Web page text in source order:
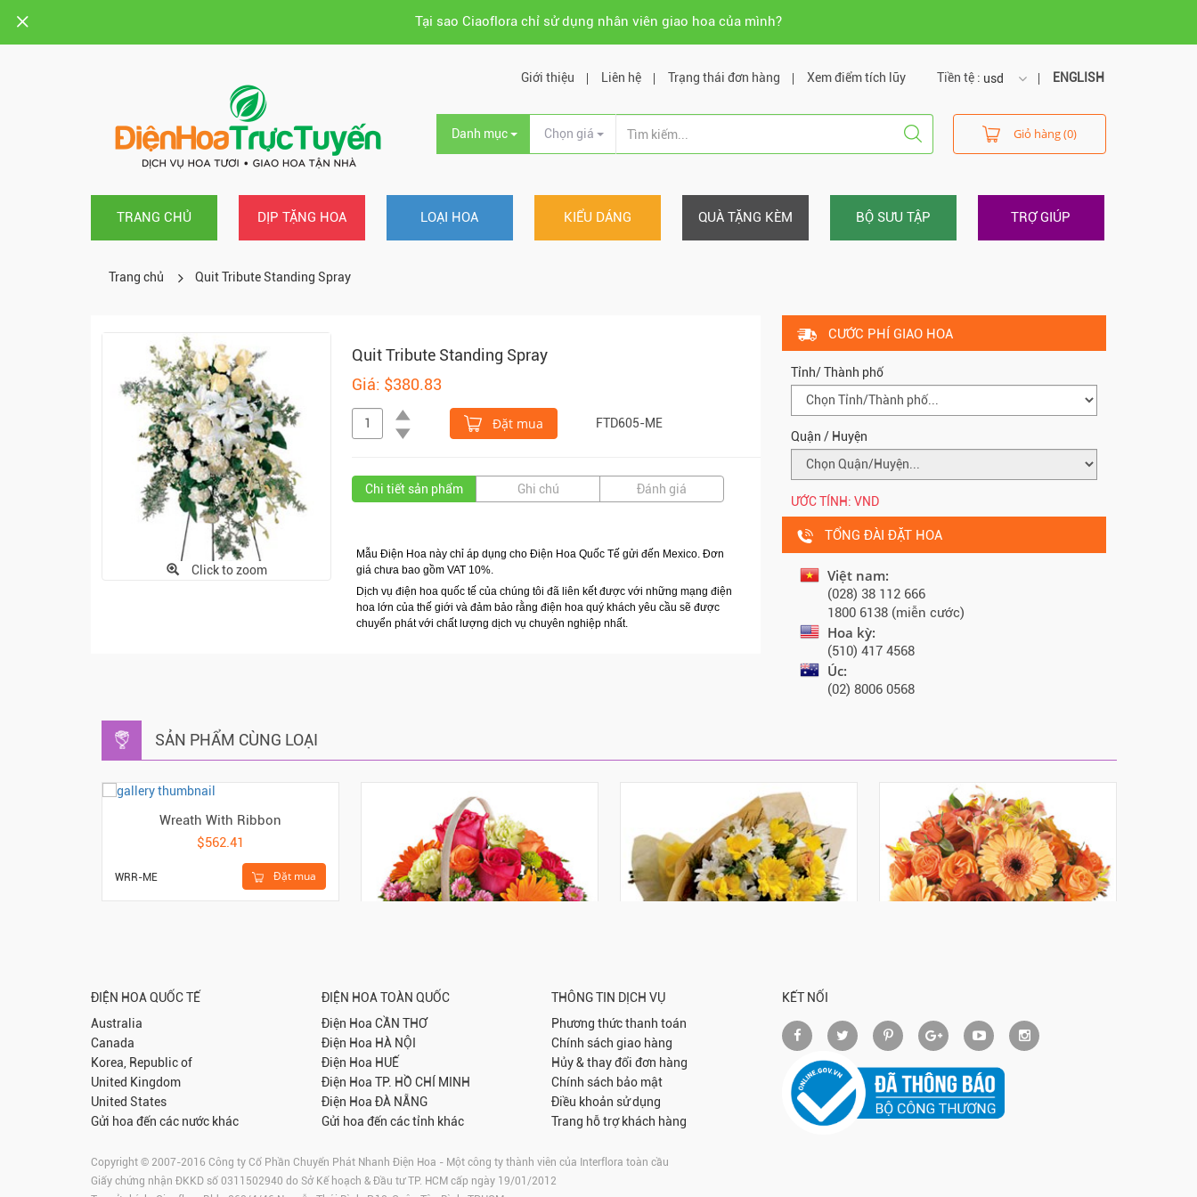
Tại sao Ciaoflora chỉ sử dụng nhân viên giao hoa của mình?
Tiền tệ : usd
usd
vnd
ENGLISH
Giới thiệu Liên hệ Trạng thái đơn hàng Xem điểm tích lũy
Danh mục Chọn giá Giỏ hàng (0)
TRANG CHỦ DỊP TẶNG HOA LOẠI HOA KIỂU DÁNG QUÀ TẶNG KÈM BỘ SƯU TẬP TRỢ GIÚP
Trang chủ Quit Tribute Standing Spray
Click to zoom
Quit Tribute Standing Spray
Giá: $380.83
Đặt mua FTD605-ME
Chi tiết sản phẩm Ghi chú Đánh giá
Mẫu Điện Hoa này chỉ áp dụng cho Điện Hoa Quốc Tế gửi đến Mexico. Đơn
giá chưa bao gồm VAT 10%.
Dịch vụ điện hoa quốc tế của chúng tôi đã liên kết được với những mạng điện
hoa lớn của thế giới và đảm bảo rằng điện hoa quý khách yêu cầu sẽ được
chuyển phát với chất lượng dịch vụ chuyên nghiệp nhất.
CƯỚC PHÍ GIAO HOA
Tỉnh/ Thành phố
Quận / Huyện
ƯỚC TÍNH: VND
TỔNG ĐÀI ĐẶT HOA
Việt nam:
(028) 38 112 666
1800 6138 (miễn cước)
Hoa kỳ:
(510) 417 4568
Úc:
(02) 8006 0568
SẢN PHẨM CÙNG LOẠI
Wreath With Ribbon
$562.41
Đặt mua
WRR-ME
Đặt mua
FTD212-ME
Funeral/Sympathy Bouquet with
Đặt mua
FLBR-ME
Natural Elegance Bouquet
FTD217-ME
ĐIỆN HOA QUỐC TẾ
Australia
Canada
Korea, Republic of
United Kingdom
United States
Gửi hoa đến các nước khác
ĐIỆN HOA TOÀN QUỐC
Điện Hoa CẦN THƠ
Điện Hoa HÀ NỘI
Điện Hoa HUẾ
Điện Hoa TP. HỒ CHÍ MINH
Điện Hoa ĐÀ NẴNG
Gửi hoa đến các tỉnh khác
THÔNG TIN DỊCH VỤ
Phương thức thanh toán
Chính sách giao hàng
Hủy & thay đổi đơn hàng
Chính sách bảo mật
Điều khoản sử dụng
Trang hỗ trợ khách hàng
Copyright © 2007-2016 Công ty Cổ Phần Chuyển Phát Nhanh Điện Hoa - Một công ty thành viên của Interflora toàn cầu
Giấy chứng nhận ĐKKD số 0311502940 do Sở Kế hoạch & Đầu tư TP. HCM cấp ngày 19/01/2012
KẾT NỐI